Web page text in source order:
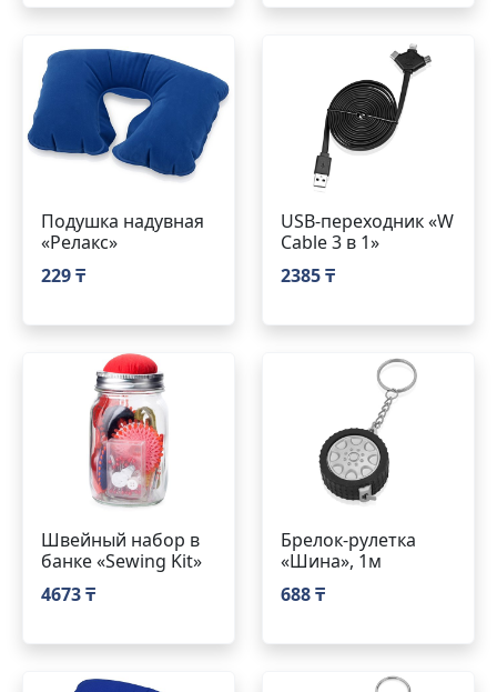
Подушка надувная
«Релакс»
229 ₸
USB-переходник «W
Cable 3 в 1»
2385 ₸
Швейный набор в
банке «Sewing Kit»
4673 ₸
Брелок-рулетка
«Шина», 1м
688 ₸